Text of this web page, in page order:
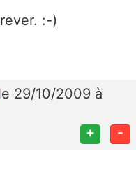
:-)
29/10/2009 à
+ -